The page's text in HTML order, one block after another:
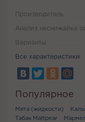
Производитель
Анализ неснижайка
Варианты
Все характеристики
Популярное
Мята (жидкости)
Табак Mattpear